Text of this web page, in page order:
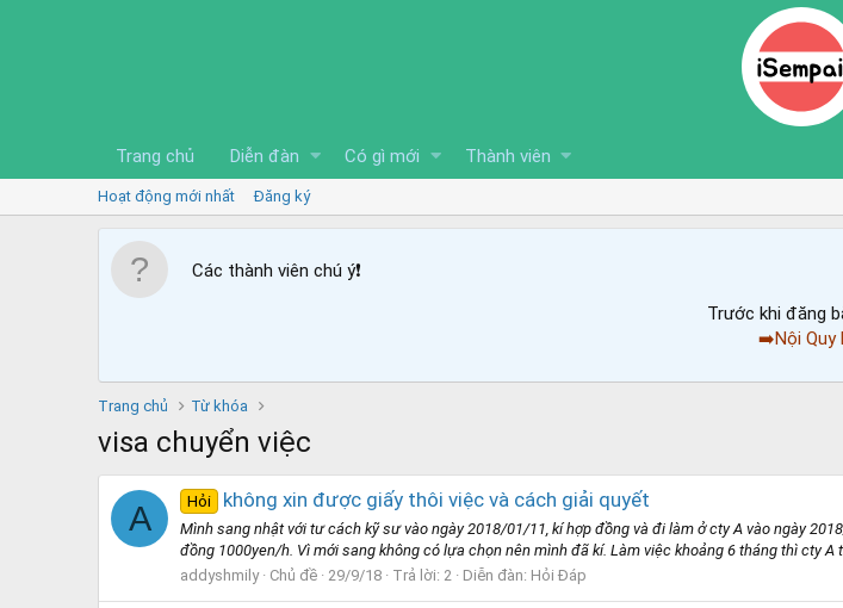
Trang chủ Diễn đàn Có gì mới Thành viên
Hoạt động mới nhất Đăng ký
Các thành viên chú ý❗️
Trước khi đăng
➡️Nội Quy
Trang chủ Từ khóa
visa chuyển việc
A Hỏi không xin được giấy thôi việc và cách giải quyết
Mình sang nhật với tư cách kỹ sư vào ngày 2018/01/11, kí hợp đồng và đi làm ở cty A vào ngày
đồng 1000yen/h. Vì mới sang không có lựa chọn nên mình đã kí. Làm việc khoảng 6 tháng thì cty A
addyshmily
Chủ đề 29/9/18 Trả lời: 2 Diễn đàn: Hỏi Đáp